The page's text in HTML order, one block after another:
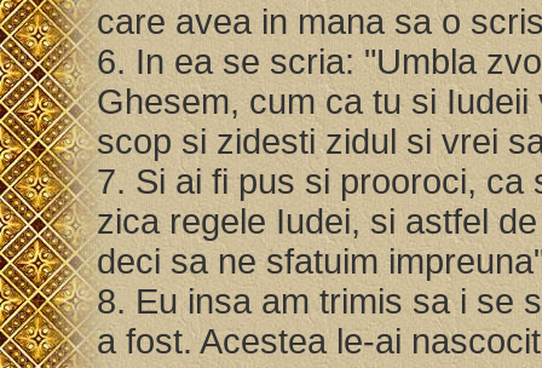
care avea in mana sa o
6. In ea se scria: "Umbla
Ghesem, cum ca tu si
scop si zidesti zidul si vrei
7. Si ai fi pus si prooroci,
zica regele Iudei, si astfel
deci sa ne sfatuim
8. Eu insa am trimis sa i se
a fost. Acestea le-ai